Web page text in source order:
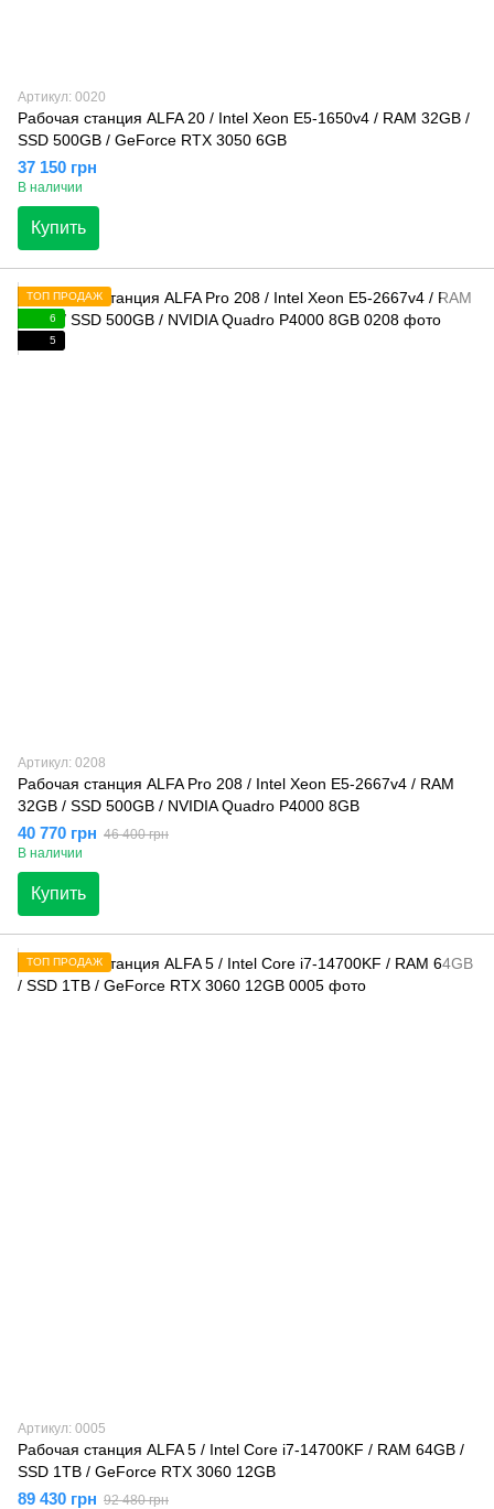
Артикул: 0020
Рабочая станция ALFA 20 / Intel Xeon E5-1650v4 / RAM 32GB /
SSD 500GB / GeForce RTX 3050 6GB
37 150 грн
В наличии
Купить
ТОП ПРОДАЖ
6
5
Артикул: 0208
Рабочая станция ALFA Pro 208 / Intel Xeon E5-2667v4 / RAM
32GB / SSD 500GB / NVIDIA Quadro P4000 8GB
40 770 грн 46 400 грн
В наличии
Купить
ТОП ПРОДАЖ
Артикул: 0005
Рабочая станция ALFA 5 / Intel Core i7-14700KF / RAM 64GB /
SSD 1TB / GeForce RTX 3060 12GB
89 430 грн 92 480 грн